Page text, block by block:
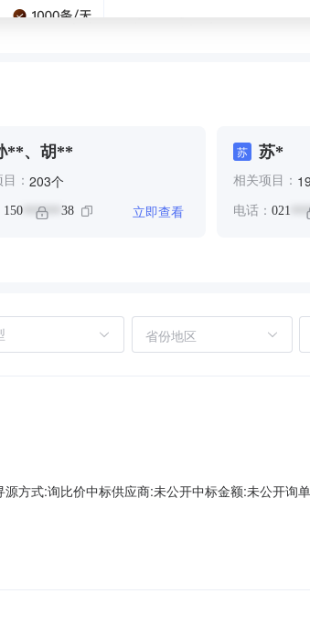
**、胡**
： 203个
150 ****** 38 立即查看
苏 苏*
相关项目：
电话： 021
省份地区
方式:询比价中标供应商:未公开中标金额:未公开询